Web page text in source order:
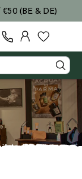
(BE & DE)